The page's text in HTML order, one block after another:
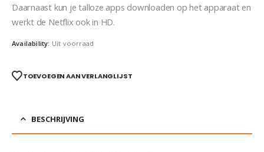
Daarnaast kun je talloze apps downloaden op het apparaat en
werkt de Netflix ook in HD.
Availability: Uit voorraad
TOEVOEGEN AAN VERLANGLIJST
BESCHRIJVING